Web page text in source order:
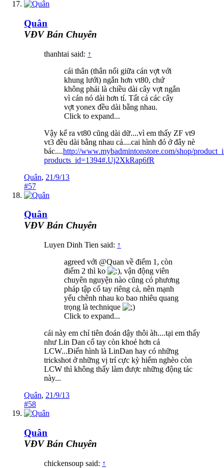
Quân
VĐV Bán Chuyên
thanhtai said: ↑
cái thân (thân nối giữa cán vợt với
khung lưới) ngắn hơn vt80, chứ
không phải là chiều dài cây vợt ngắn
vì cán nó dài hơn tí. Tất cả các cây
vợt yonex đều dài bằng nhau.
Click to expand...
Vậy kể ra vt80 cũng dài dữ....vì em thấy ZF vt9
vt3 đều dài bằng nhau cả....cai hình đó ở đây nè
bác....http://www.mybadmintonstore.com/shop/
products_id=1394#.Uj2XkRap6fR
Quân, 21/9/13
#57
Quân
VĐV Bán Chuyên
Luyen Dinh Tien said: ↑
agreed với @Quan về điểm 1, còn
điểm 2 thì ko
, vận động viên
chuyên nguyện nào cũng có phương
pháp tập cổ tay riêng cả, nên mạnh
yếu chênh nhau ko bao nhiêu quang
trọng là technique
Click to expand...
cái này em chỉ tiên đoán dậy thôi àh....tại em thấy
như Lin Dan cổ tay còn khoẻ hơn cả
LCW...Điển hình là LinDan hay có những
trickshot ở những vị trí cực kỳ hiểm nghèo còn
LCW thì không thấy làm được những động tác
này...
Quân, 21/9/13
#58
Quân
VĐV Bán Chuyên
chickensoup said: ↑